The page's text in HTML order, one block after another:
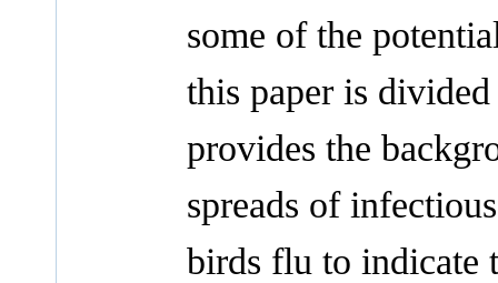
some of the
this paper is
provides the
spreads of
birds flu to indicate